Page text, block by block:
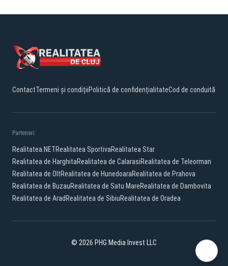
ContactTermeni și condițiiPolitică de confidențialitateCod de conduită
Parteneri:
Realitatea.NETRealitatea SportivaRealitatea Star
Realitatea de HarghitaRealitatea de CalarasiRealitatea de Teleorman
Realitatea de OltRealitatea de HunedoaraRealitatea de Prahova
Realitatea de BuzauRealitatea de Satu MareRealitatea de Dambovita
Realitatea de Arad Realitatea de SibiuRealitatea de Oradea
© 2026 PHG Media Invest LLC